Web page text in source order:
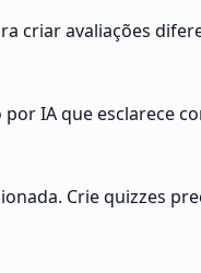
avaliações
IA que esclarece
Crie quizzes